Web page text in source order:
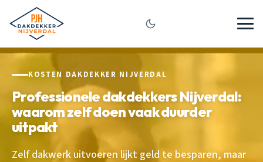
KOSTEN DAKDEKKER NIJVERDAL
Professionele dakdekkers Nijverdal:
waarom zelf doen vaak duurder
uitpakt
Zelf dakwerk uitvoeren lijkt geld te besparen, maar